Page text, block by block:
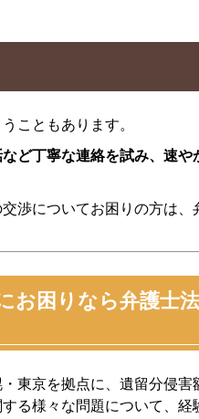
こともあります。
ど丁寧な連絡を試み、速や
渉についてお困りの方は、
お困りなら弁護士
東京を拠点に、遺留分侵害
る様々な問題について、経